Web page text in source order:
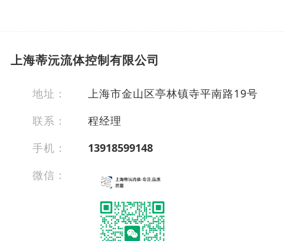
上海蒂沅流体控制有限公司
地址：
上海市金山区亭林镇寺平南路19号
联系：
程经理
手机：
13918599148
微信：